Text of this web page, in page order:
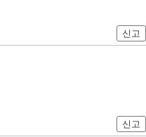
신고
신고